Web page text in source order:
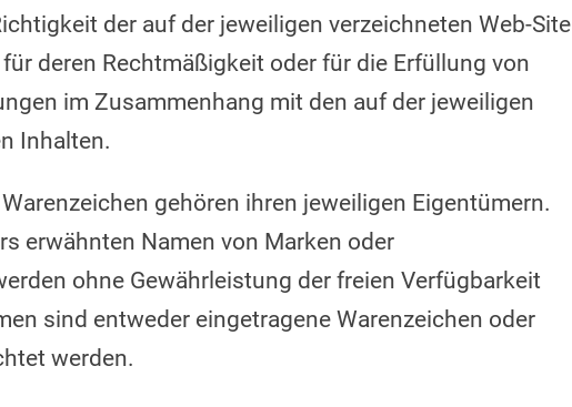
der auf der jeweiligen verzeichneten Web-Site
deren Rechtmäßigkeit oder für die Erfüllung von
im Zusammenhang mit den auf der jeweiligen
Inhalten.
gehören ihren jeweiligen Eigentümern.
erwähnten Namen von Marken oder
ohne Gewährleistung der freien Verfügbarkeit
sind entweder eingetragene Warenzeichen oder
werden.